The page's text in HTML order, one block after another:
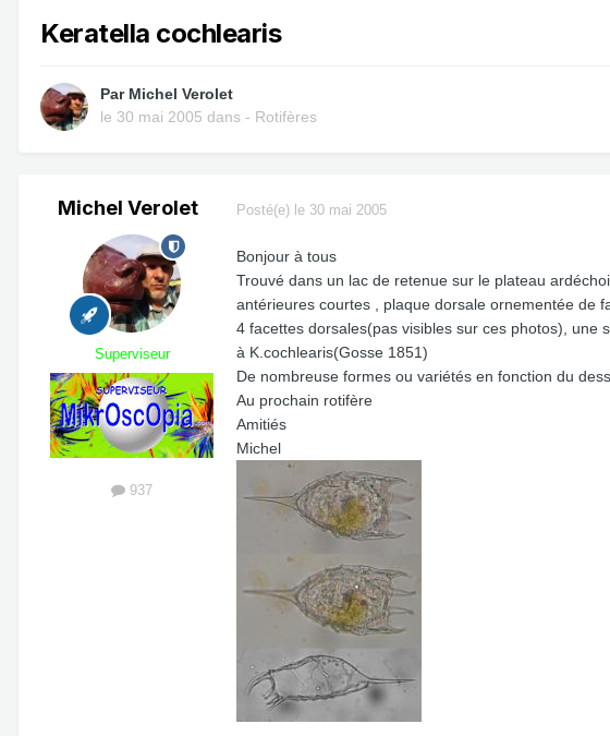
Keratella cochlearis
Par Michel Verolet
le 30 mai 2005 dans - Rotifères
Michel Verolet
Superviseur
937
Posté(e) le 30 mai 2005
Bonjour à tous
Trouvé dans un lac de retenue sur le plateau
antérieures courtes , plaque dorsale ornementée de
4 facettes dorsales(pas visibles sur ces photos),
à K.cochlearis(Gosse 1851)
De nombreuse formes ou variétés en fonction du
Au prochain rotifère
Amitiés
Michel